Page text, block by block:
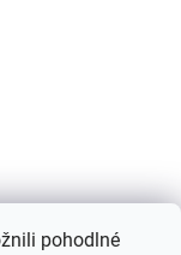
pohodlné